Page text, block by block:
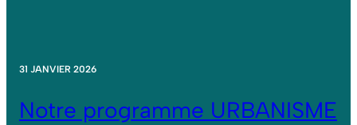
31 JANVIER 2026
Notre programme URBANISME